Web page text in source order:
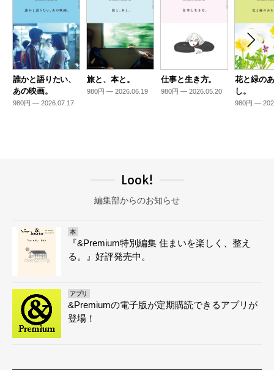
誰かと語りたい、
あの映画。
980円 — 2026.07.17
旅と、本と。
980円 — 2026.06.19
仕事と生き方。
980円 — 2026.05.20
花と緑の
し。
980円 —
Look!
編集部からのお知らせ
本
『&Premium特別編集 住まいを楽しく、整え
る。』好評発売中。
アプリ
&Premiumの電子版が定期購読できるアプリが
登場！